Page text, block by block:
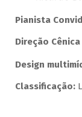
Pianista
Direção
Design
Classificação: